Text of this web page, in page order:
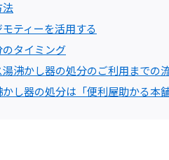
法
ティーを活用する
タイミング
沸かし器の処分のご利用までの
し器の処分は「便利屋助かる本